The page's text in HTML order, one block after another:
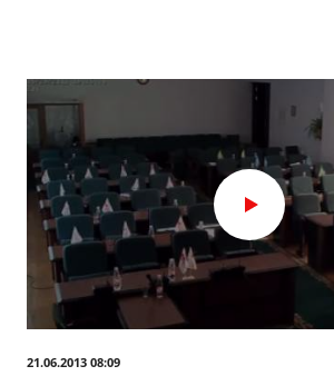
21.06.2013 08:09